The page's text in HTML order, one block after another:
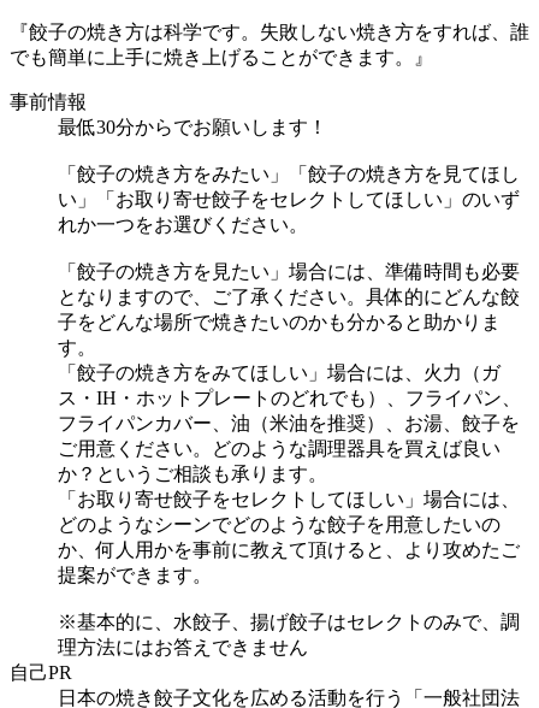
『餃子の焼き方は科学です。失敗しない焼き方をすれば、誰
でも簡単に上手に焼き上げることができます。』
事前情報
最低30分からでお願いします！
「餃子の焼き方をみたい」「餃子の焼き方を見てほし
い」「お取り寄せ餃子をセレクトしてほしい」のいず
れか一つをお選びください。
「餃子の焼き方を見たい」場合には、準備時間も必要
となりますので、ご了承ください。具体的にどんな餃
子をどんな場所で焼きたいのかも分かると助かりま
す。
「餃子の焼き方をみてほしい」場合には、火力（ガ
ス・IH・ホットプレートのどれでも）、フライパン、
フライパンカバー、油（米油を推奨）、お湯、餃子を
ご用意ください。どのような調理器具を買えば良い
か？というご相談も承ります。
「お取り寄せ餃子をセレクトしてほしい」場合には、
どのようなシーンでどのような餃子を用意したいの
か、何人用かを事前に教えて頂けると、より攻めたご
提案ができます。
※基本的に、水餃子、揚げ餃子はセレクトのみで、調
理方法にはお答えできません
自己PR
日本の焼き餃子文化を広める活動を行う「一般社団法